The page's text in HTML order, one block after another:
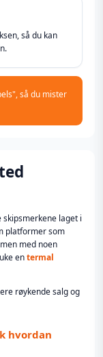
så du kan
så du mister
skipsmerkene laget i
platformer som
med noen
entermal
røykende salg og
hvordan